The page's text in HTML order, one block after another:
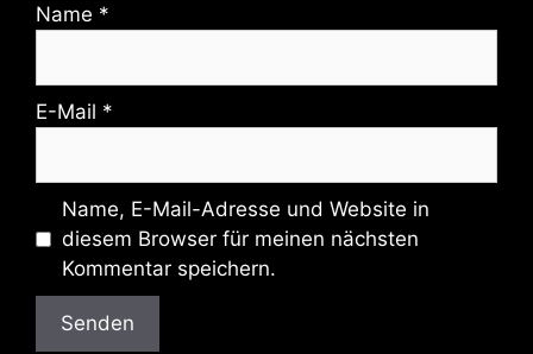
Name *
E-Mail *
Name, E-Mail-Adresse und Website in
diesem Browser für meinen nächsten
Kommentar speichern.